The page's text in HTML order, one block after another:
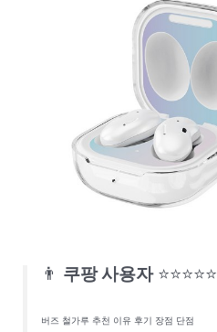
👨 쿠팡 사용자 ⭐⭐⭐⭐⭐
버즈 철가루 추천 이유 후기 장점 단점